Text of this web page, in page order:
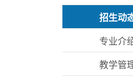
招生动
专业介
教学管